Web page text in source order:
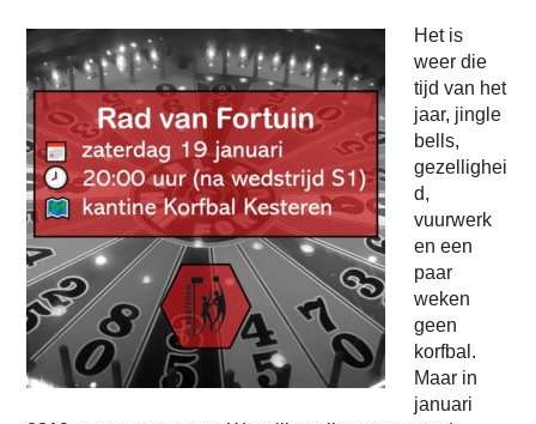
Het is
weer die
tijd van het
jaar, jingle
bells,
gezellighei
d,
vuurwerk
en een
paar
weken
geen
korfbal.
Maar in
januari